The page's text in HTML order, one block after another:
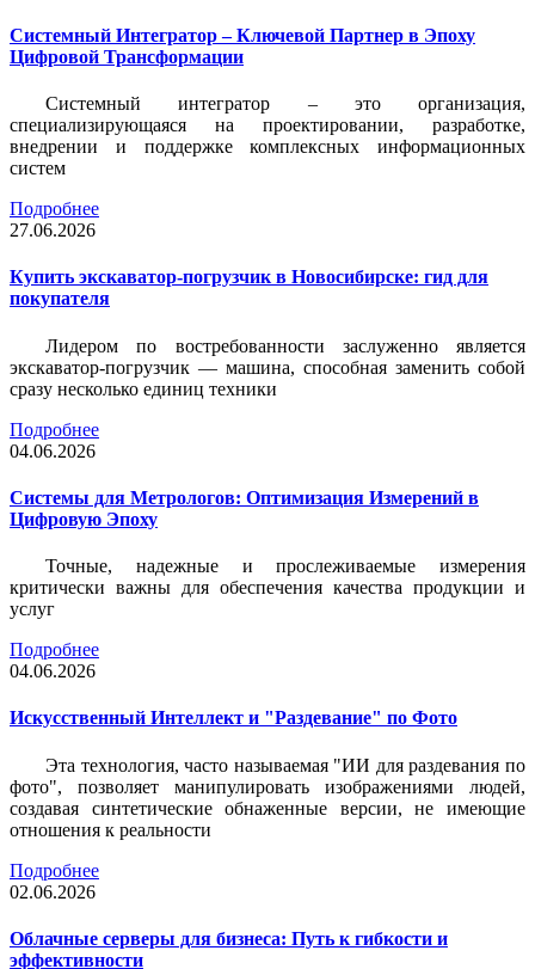
Системный Интегратор – Ключевой Партнер в Эпоху
Цифровой Трансформации
Системный интегратор – это организация,
специализирующаяся на проектировании, разработке,
внедрении и поддержке комплексных информационных
систем
Подробнее
27.06.2026
Купить экскаватор-погрузчик в Новосибирске: гид для
покупателя
Лидером по востребованности заслуженно является
экскаватор-погрузчик — машина, способная заменить собой
сразу несколько единиц техники
Подробнее
04.06.2026
Системы для Метрологов: Оптимизация Измерений в
Цифровую Эпоху
Точные, надежные и прослеживаемые измерения
критически важны для обеспечения качества продукции и
услуг
Подробнее
04.06.2026
Искусственный Интеллект и "Раздевание" по Фото
Эта технология, часто называемая "ИИ для раздевания по
фото", позволяет манипулировать изображениями людей,
создавая синтетические обнаженные версии, не имеющие
отношения к реальности
Подробнее
02.06.2026
Облачные серверы для бизнеса: Путь к гибкости и
эффективности